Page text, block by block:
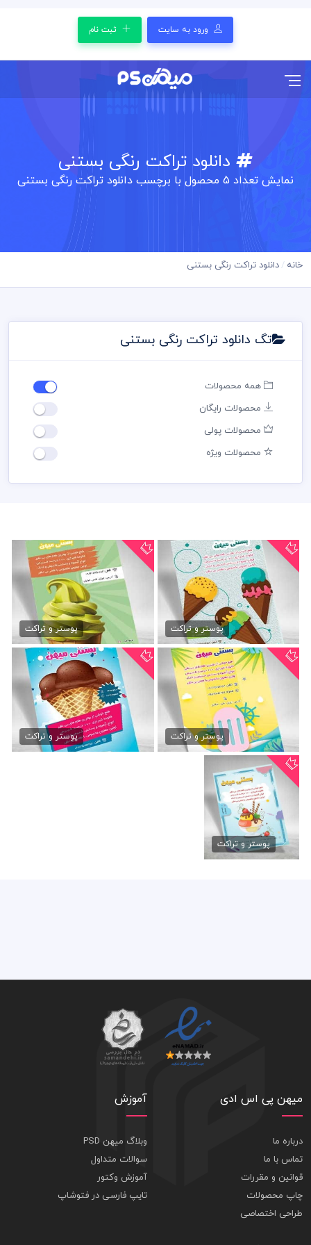
ورود به سایت ثبت نام
دانلود تراکت رنگی بستنی
نمایش تعداد 5 محصول با برچسب دانلود تراکت رنگی بستنی
خانه دانلود تراکت رنگی بستنی
تگ دانلود تراکت رنگی بستنی
همه محصولات
محصولات رایگان
محصولات پولی
محصولات ویژه
تراکت رنگی بستنی فروشی
79,000 تومان پوستر و تراکت
تراکت رنگی بستنی
79,000 تومان پوستر و تراکت
دانلود تراکت رنگی بستنی
79,000 تومان پوستر و تراکت
دانلود تراکت رنگی بستنی
79,000 تومان پوستر و تراکت
دانلود لایه باز تراکت
بستنی...
79,000 تومان
پوستر و تراکت
میهن پی اس ادی
درباره ما
تماس با ما
قوانین و مقررات
چاپ محصولات
طراحی اختصاصی
آموزش
وبلاگ میهن PSD
سوالات متداول
آموزش وکتور
تایپ فارسی در فتوشاپ